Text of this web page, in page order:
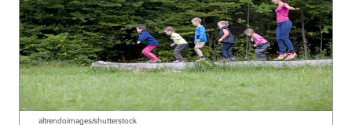
altrendoimages/shutterstock